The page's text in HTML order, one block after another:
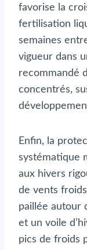
favorise la
fertilisation
semaines
vigueur dans
recommandé
concentrés,
Enfin, la
systématique
aux hivers
de vents
paillée autour
et un voile
pics de froids